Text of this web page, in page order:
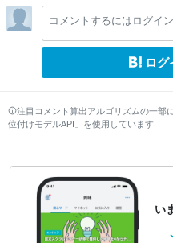
コメントするにはログイ
ログ
注目コメント算出アルゴリズムの一部
位付けモデルAPI」を使用しています
い